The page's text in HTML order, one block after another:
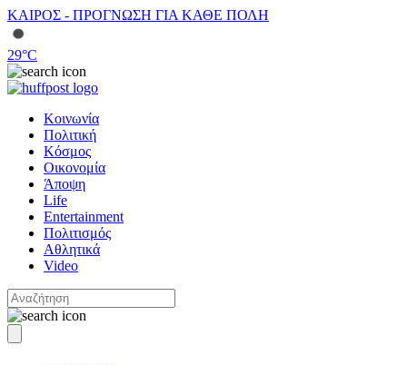
ΚΑΙΡΟΣ - ΠΡΟΓΝΩΣΗ ΓΙΑ ΚΑΘΕ ΠΟΛΗ
29°C
Κοινωνία
Πολιτική
Κόσμος
Οικονομία
Άποψη
Life
Entertainment
Πολιτισμός
Αθλητικά
Video